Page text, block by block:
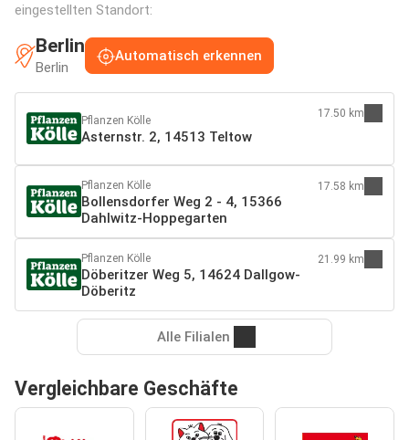
eingestellten Standort:
Berlin
Berlin
Automatisch erkennen
Pflanzen Kölle
Asternstr. 2, 14513 Teltow
17.50 km
Pflanzen Kölle
Bollensdorfer Weg 2 - 4, 15366
Dahlwitz-Hoppegarten
17.58 km
Pflanzen Kölle
Döberitzer Weg 5, 14624 Dallgow-
Döberitz
21.99 km
Alle Filialen
Vergleichbare Geschäfte